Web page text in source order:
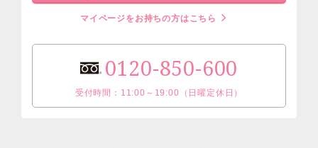
マイページをお持ちの方はこちら
0120-850-600
受付時間：11:00～19:00（日曜定休日）